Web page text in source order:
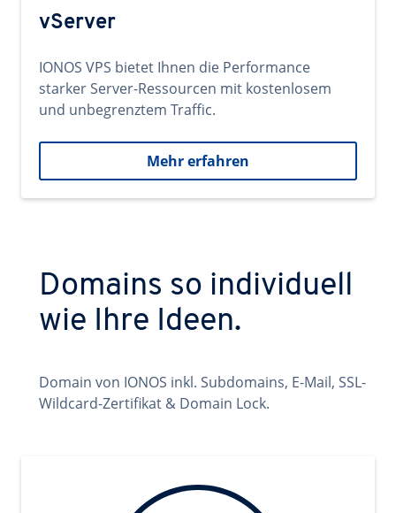
vServer
IONOS VPS bietet Ihnen die Performance
starker Server-Ressourcen mit kostenlosem
und unbegrenztem Traffic.
Mehr erfahren
Domains so individuell
wie Ihre Ideen.
Domain von IONOS inkl. Subdomains, E-Mail, SSL-
Wildcard-Zertifikat & Domain Lock.